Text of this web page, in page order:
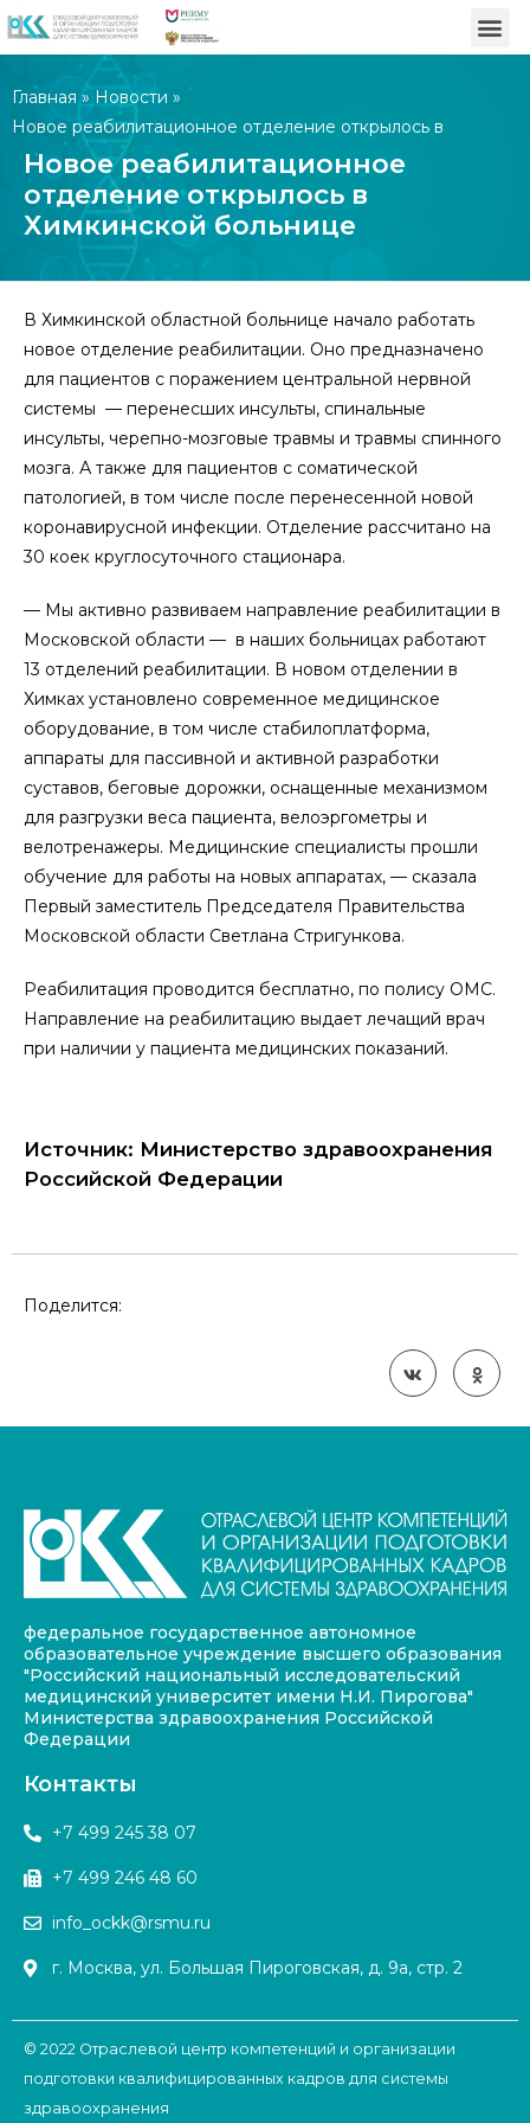
Главная » Новости »
Новое реабилитационное отделение открылось в
Химкинской больнице
Новое реабилитационное
отделение открылось в
Химкинской больнице
В Химкинской областной больнице начало работать
новое отделение реабилитации. Оно предназначено
для пациентов с поражением центральной нервной
системы — перенесших инсульты, спинальные
инсульты, черепно-мозговые травмы и травмы спинного
мозга. А также для пациентов с соматической
патологией, в том числе после перенесенной новой
коронавирусной инфекции. Отделение рассчитано на
30 коек круглосуточного стационара.
— Мы активно развиваем направление реабилитации в
Московской области — в наших больницах работают
13 отделений реабилитации. В новом отделении в
Химках установлено современное медицинское
оборудование, в том числе стабилоплатформа,
аппараты для пассивной и активной разработки
суставов, беговые дорожки, оснащенные механизмом
для разгрузки веса пациента, велоэргометры и
велотренажеры. Медицинские специалисты прошли
обучение для работы на новых аппаратах, — сказала
Первый заместитель Председателя Правительства
Московской области Светлана Стригункова.
Реабилитация проводится бесплатно, по полису ОМС.
Направление на реабилитацию выдает лечащий врач
при наличии у пациента медицинских показаний.
Источник: Министерство здравоохранения
Российской Федерации
Поделится:
федеральное государственное автономное
образовательное учреждение высшего образования
"Российский национальный исследовательский
медицинский университет имени Н.И. Пирогова"
Министерства здравоохранения Российской
Федерации
Контакты
+7 499 245 38 07
+7 499 246 48 60
info_ockk@rsmu.ru
г. Москва, ул. Большая Пироговская, д. 9а, стр. 2
© 2022 Отраслевой центр компетенций и организации
подготовки квалифицированных кадров для системы
здравоохранения